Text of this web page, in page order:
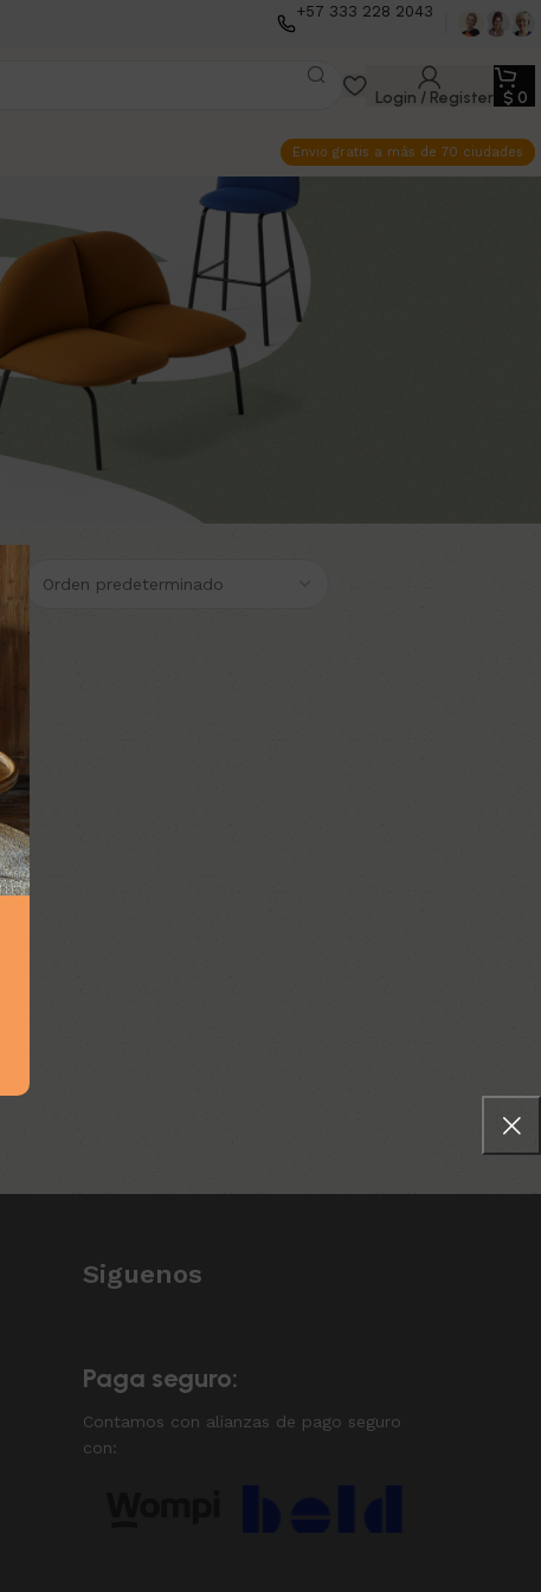
+57 333 228 2043
Login / Register $ 0
Envio gratis a más de 70 ciudades
Siguenos
Paga seguro:
Contamos con alianzas de pago seguro
con: